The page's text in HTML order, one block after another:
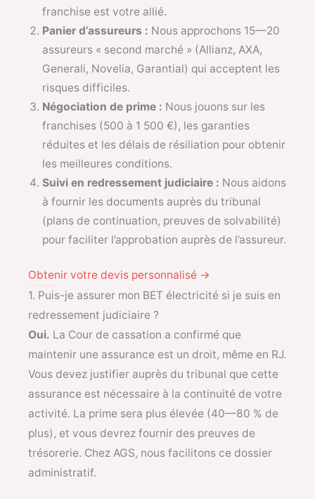
franchise est votre allié.
Panier d’assureurs : Nous approchons 15—20
assureurs « second marché » (Allianz, AXA,
Generali, Novelia, Garantial) qui acceptent les
risques difficiles.
Négociation de prime : Nous jouons sur les
franchises (500 à 1 500 €), les garanties
réduites et les délais de résiliation pour obtenir
les meilleures conditions.
Suivi en redressement judiciaire : Nous aidons
à fournir les documents auprès du tribunal
(plans de continuation, preuves de solvabilité)
pour faciliter l’approbation auprès de l’assureur.
Obtenir votre devis personnalisé →
1. Puis-je assurer mon BET électricité si je suis en
redressement judiciaire ?
Oui. La Cour de cassation a confirmé que
maintenir une assurance est un droit, même en RJ.
Vous devez justifier auprès du tribunal que cette
assurance est nécessaire à la continuité de votre
activité. La prime sera plus élevée (40—80 % de
plus), et vous devrez fournir des preuves de
trésorerie. Chez AGS, nous facilitons ce dossier
administratif.